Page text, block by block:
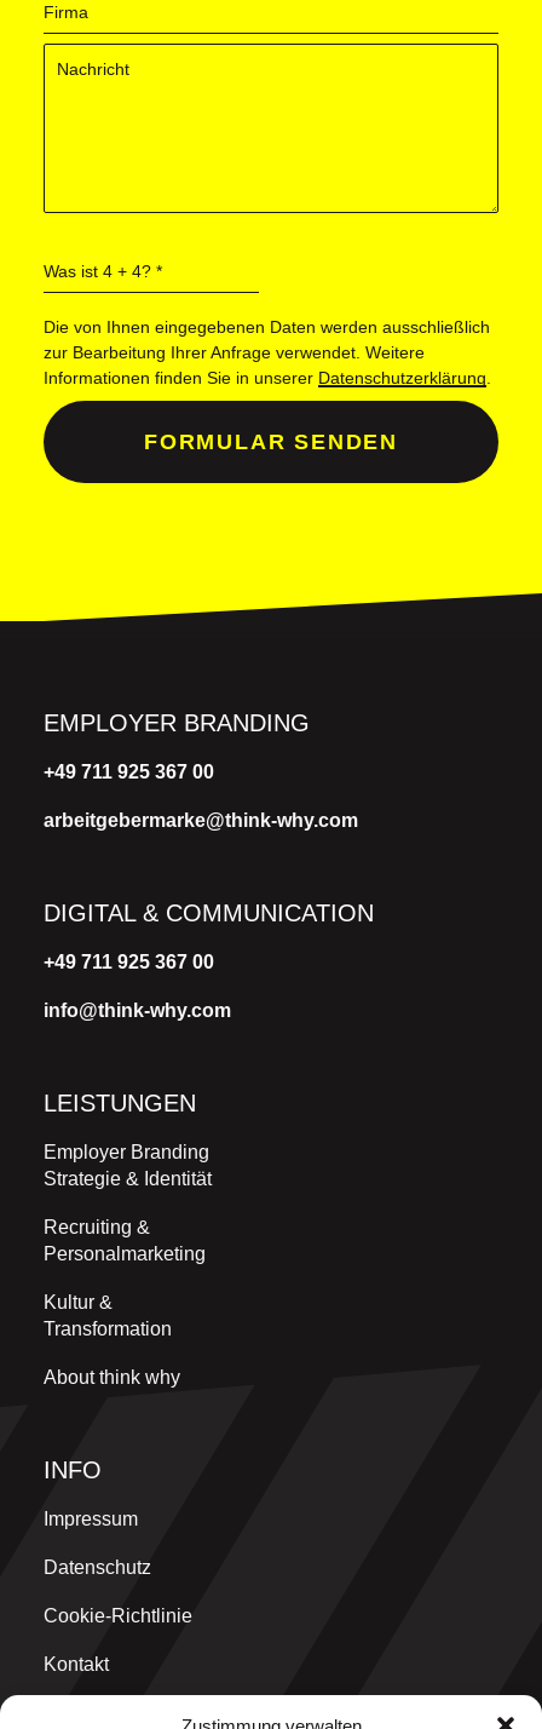
Firma
Was ist 4 + 4? *
Die von Ihnen eingegebenen Daten werden ausschließlich
zur Bearbeitung Ihrer Anfrage verwendet. Weitere
Informationen finden Sie in unserer Datenschutzerklärung
FORMULAR SENDEN
EMPLOYER BRANDING
+49 711 925 367 00
arbeitgebermarke@think-why.com
DIGITAL & COMMUNICATION
+49 711 925 367 00
info@think-why.com
LEISTUNGEN
Employer Branding
Strategie & Identität
Recruiting &
Personalmarketing
Kultur &
Transformation
About think why
INFO
Impressum
Datenschutz
Cookie-Richtlinie
Kontakt